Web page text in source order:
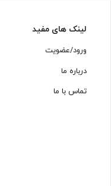
لینک های مفید
ورود/عضویت
درباره ما
تماس با ما